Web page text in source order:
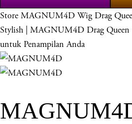
e
n
u
Store MAGNUM4D Wig Drag
Stylish | MAGNUM4D Drag Queen
untuk Penampilan Anda